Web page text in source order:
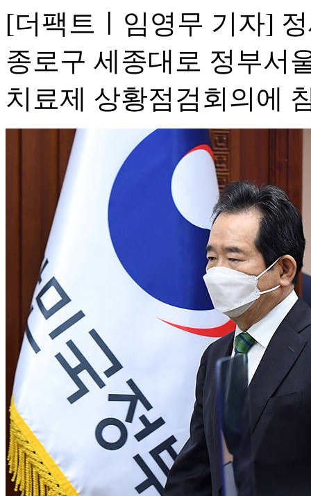
[더팩트ㅣ임영무 기자]
종로구 세종대로 정부서
치료제 상황점검회의에